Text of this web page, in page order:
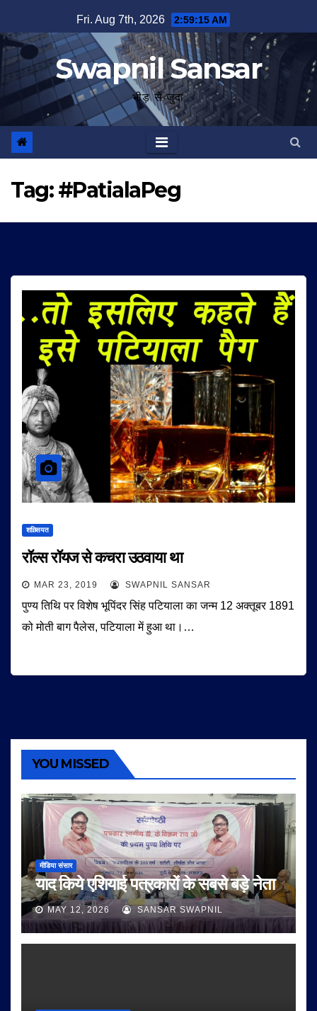
to
content
Fri. Aug 7th, 2026 2:59:16 AM
Swapnil Sansar
भीड़ से जुदा
Tag:#PatialaPeg
शख़्सियत
रॉल्स रॉयज से कचरा उठवाया था
MAR 23, 2019 SWAPNIL SANSAR
पुण्य तिथि पर विशेष भूपिंदर सिंह पटियाला का जन्म 12 अक्तूबर 1891
को मोती बाग पैलेस, पटियाला में हुआ था।…
YOU MISSED
मीडिया संसार
याद किये एशियाई पत्रकारों के सबसे बड़े नेता
MAY 12, 2026 SANSAR SWAPNIL